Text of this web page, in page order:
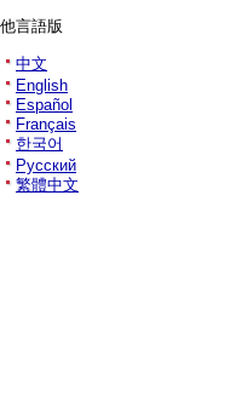
他言語版
中文
English
Español
Français
한국어
Русский
繁體中文